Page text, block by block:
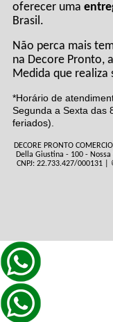
oferecer uma
Brasil.
Não perca mais
na Decore Pronto,
Medida que realiza
*Horário de
Segunda a Sexta das
feriados).
DECORE PRONTO
Della Giustina - 100 -
CNPJ: 22.733.427/000131 |